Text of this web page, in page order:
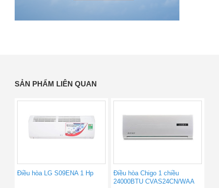
SẢN PHẨM LIÊN QUAN
Điều hòa LG S09ENA 1 Hp
Điều hòa Chigo 1 chiều
24000BTU CVAS24CN/WAA